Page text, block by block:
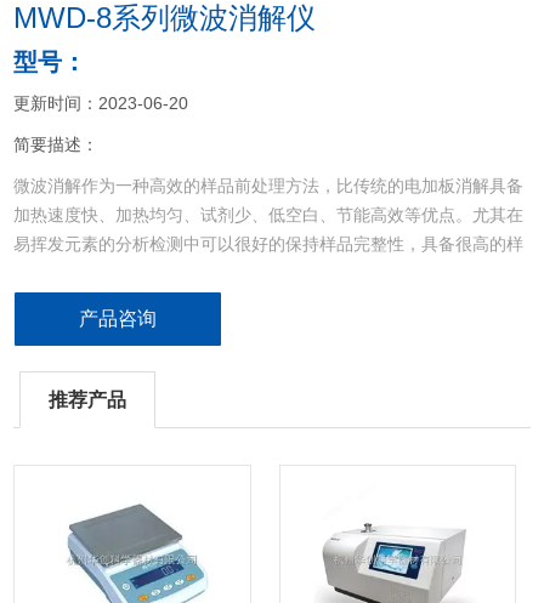
MWD-8系列微波消解仪
型号：
更新时间：2023-06-20
简要描述：
微波消解作为一种高效的样品前处理方法，比传统的电加板消解具备
加热速度快、加热均匀、试剂少、低空白、节能高效等优点。尤其在
易挥发元素的分析检测中可以很好的保持样品完整性，具备很高的样
应用领域：环境/食品安全/制药/保健食品/化妆品/烟草/生物样品
产品咨询
推荐产品